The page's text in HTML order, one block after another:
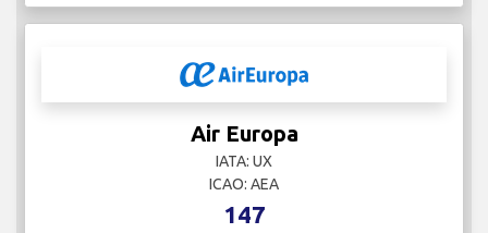
Air Europa
IATA: UX
ICAO: AEA
147